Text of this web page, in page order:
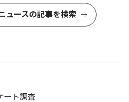
ュースの記事を検索
ート調査